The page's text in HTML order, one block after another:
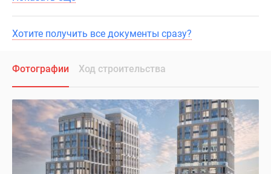
Хотите получить все документы сразу?
Фотографии Ход строительства